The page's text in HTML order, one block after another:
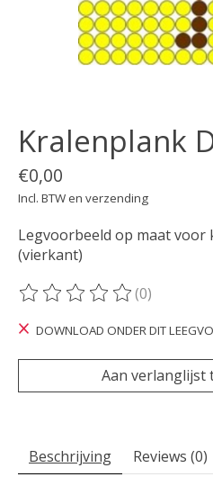
Kralenplank
€0,00
Incl. BTW en verzending
Legvoorbeeld op maat voor
(vierkant)
De beoordeling van dit
(0)
DOWNLOAD ONDER DIT
Aan verlanglijst
Beschrijving Reviews (0)